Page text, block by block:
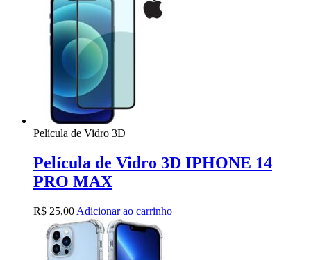
Película de Vidro 3D
Película de Vidro 3D IPHONE 14
PRO MAX
R$ 25,00 Adicionar ao carrinho